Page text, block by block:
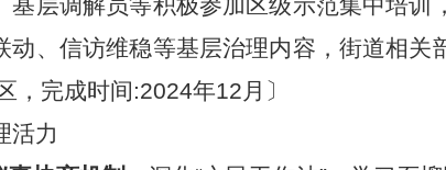
动、信访维稳等基层治理内容，街道相
，完成时间:2024年12月〕
活力